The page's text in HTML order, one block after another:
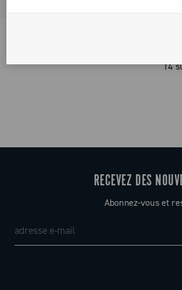
14
RECEVEZ DES
Abonnez-vous et